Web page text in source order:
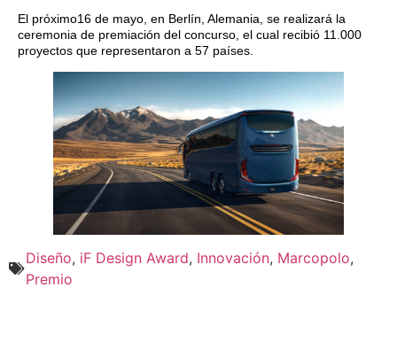
El próximo16 de mayo, en Berlín, Alemania, se realizará la
ceremonia de premiación del concurso, el cual recibió 11.000
proyectos que representaron a 57 países.
Diseño, iF Design Award, Innovación, Marcopolo,
Premio